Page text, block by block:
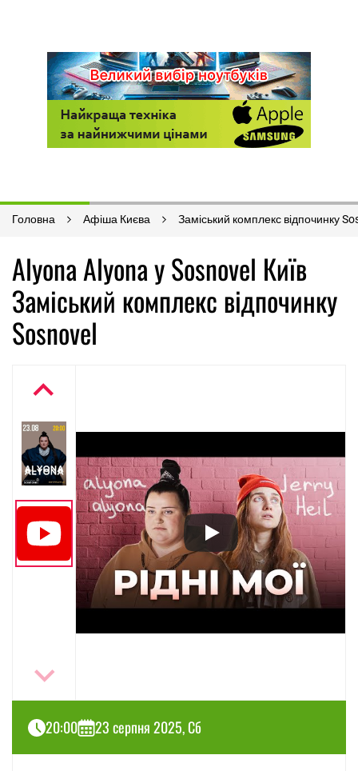
Головна Афіша Києва Заміський комплекс відпочинку
Аlyona Аlyona у Sosnovel Київ
Заміський комплекс відпочинку
Sosnovel
20:00 23 серпня 2025, Сб